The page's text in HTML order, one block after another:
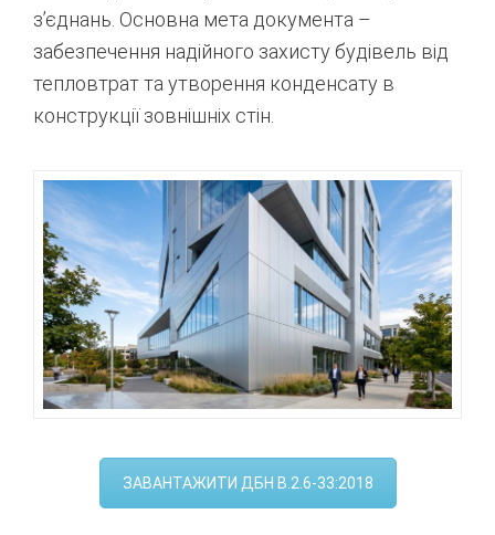
з’єднань. Основна мета документа –
забезпечення надійного захисту будівель від
тепловтрат та утворення конденсату в
конструкції зовнішніх стін.
ЗАВАНТАЖИТИ ДБН В.2.6-33:2018